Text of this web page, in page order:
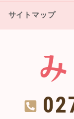
サイトマップ